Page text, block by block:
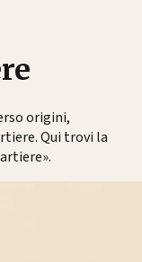
origini,
Qui trovi la